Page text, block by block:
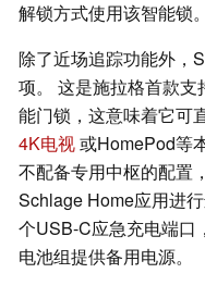
解锁方式使用该智能锁。
除了近场追踪功能外，
项。 这是施拉格首款
能门锁，这意味着它可
4K电视或HomePod等
不配备专用中枢的配置
Schlage Home应用进
个USB-C应急充电端口
电池组提供备用电源。